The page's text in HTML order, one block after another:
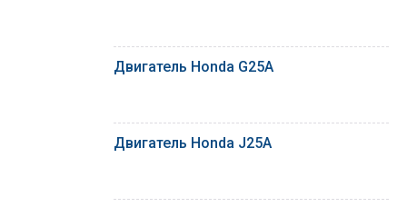
Двигатель Honda G25A
Двигатель Honda J25A